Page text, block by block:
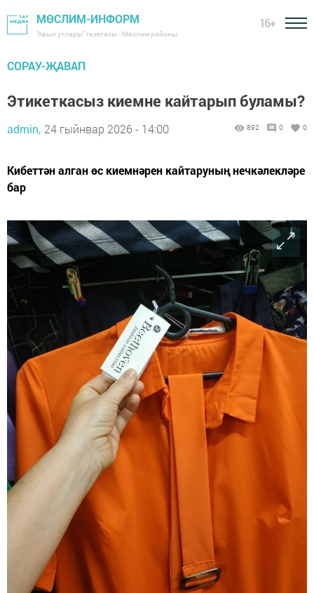
МӨСЛИМ-ИНФОРМ
"Авыл утлары" газетасы - Мөслим районы
16+
СОРАУ-ҖАВАП
Этикеткасыз киемне кайтарып буламы?
admin, 24 гыйнвар 2026 - 14:00 892 0 0
Кибеттән алган өс киемнәрен кайтаруның нечкәлекләре
бар